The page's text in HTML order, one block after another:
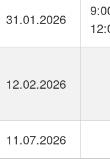
31.01.2026
12.02.2026
11.07.2026